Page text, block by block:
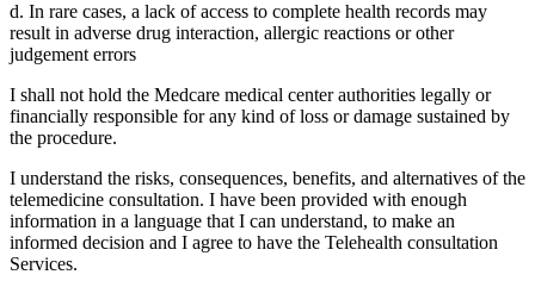
d. In rare cases, a lack of access to complete health records may
result in adverse drug interaction, allergic reactions or other
judgement errors
I shall not hold the Medcare medical center authorities legally or
financially responsible for any kind of loss or damage sustained by
the procedure.
I understand the risks, consequences, benefits, and alternatives of the
telemedicine consultation. I have been provided with enough
information in a language that I can understand, to make an
informed decision and I agree to have the Telehealth consultation
Services.